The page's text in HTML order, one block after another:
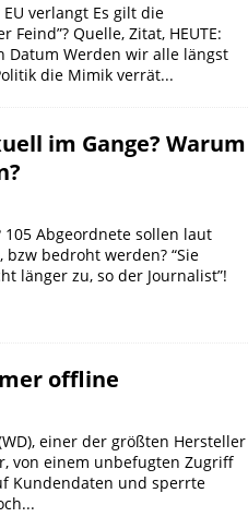
verlangt Es gilt die
Quelle, Zitat, HEUTE:
Datum Werden wir alle längst
die Mimik verrät...
im Gange? Warum
Abgeordnete sollen laut
bedroht werden? “Sie
länger zu, so der Journalist”!
offline
einer der größten Hersteller
von einem unbefugten Zugriff
Kundendaten und sperrte